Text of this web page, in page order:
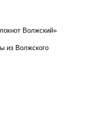
Волжский»
из Волжского